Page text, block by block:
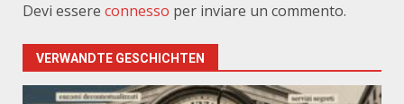
Devi essere connesso per inviare un commento.
VERWANDTE GESCHICHTEN